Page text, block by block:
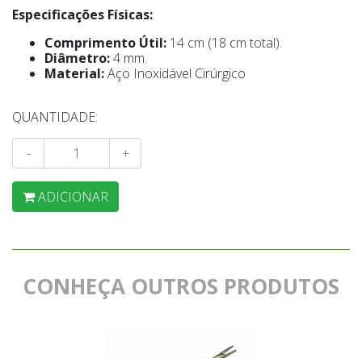
Especificações Físicas:
Comprimento Útil: 14 cm (18 cm total).
Diâmetro:4 mm.
Material:Aço Inoxidável Cirúrgico
QUANTIDADE:
- +
ADICIONAR
CONHEÇA OUTROS PRODUTOS